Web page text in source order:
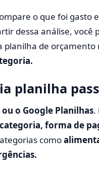
o que foi gasto
dessa análise,
planilha de orçamento
planilha
o Google Planilhas.
forma de
como